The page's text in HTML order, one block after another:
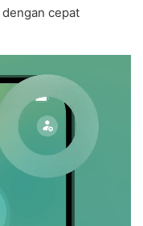
dengan cepat